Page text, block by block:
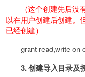
（这个创建先后
以在用户创建后创建。
已经创建）
grant read,write on
3.创建导入目录及